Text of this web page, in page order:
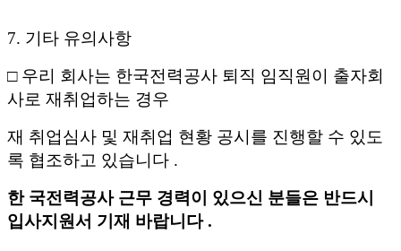
7. 기타 유의사항
□ 우리 회사는 한국전력공사 퇴직 임직원이 출자회
사로 재취업하는 경우
재 취업심사 및 재취업 현황 공시를 진행할 수 있도
록 협조하고 있습니다 .
한 국전력공사 근무 경력이 있으신 분들은 반드시
입사지원서 기재 바랍니다.